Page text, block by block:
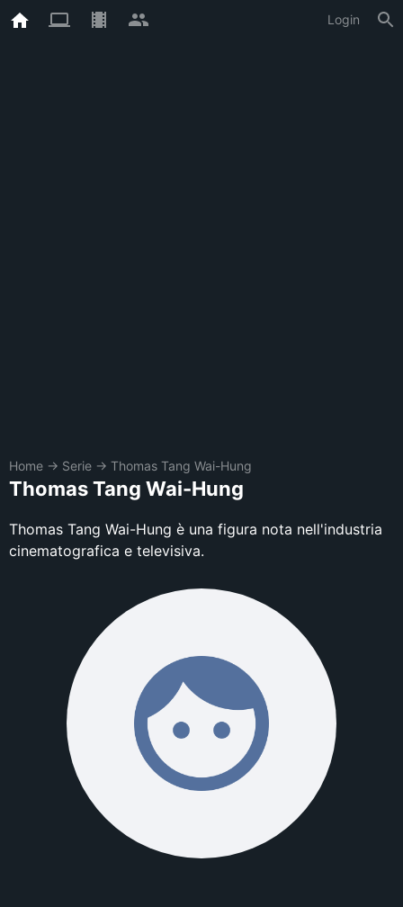
Login
Home → Serie → Thomas Tang Wai-Hung
Thomas Tang Wai-Hung
Thomas Tang Wai-Hung è una figura nota nell'industria
cinematografica e televisiva.